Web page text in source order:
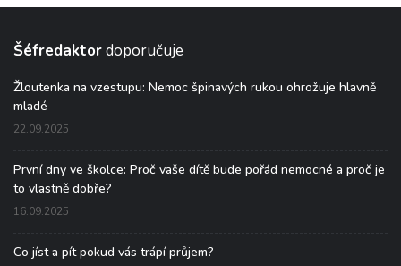
Šéfredaktordoporučuje
Žloutenka na vzestupu: Nemoc špinavých rukou ohrožuje hlavně
mladé
22.09.2025
První dny ve školce: Proč vaše dítě bude pořád nemocné a proč je
to vlastně dobře?
16.09.2025
Co jíst a pít pokud vás trápí průjem?